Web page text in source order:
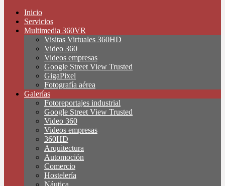
Inicio
Servicios
Multimedia 360VR
Visitas Virtuales 360HD
Video 360
Videos empresas
Google Street View Trusted
GigaPixel
Fotografía aérea
Galerías
Fotoreportajes industrial
Google Street View Trusted
Video 360
Videos empresas
360HD
Arquitectura
Automoción
Comercio
Hostelería
Náutica